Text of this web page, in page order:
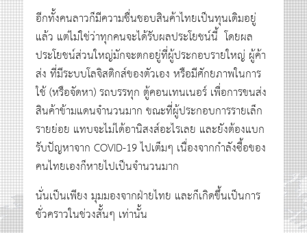
อีกทั้งคนลาวก็มีความชื่นชอบสินค้าไทยเป็นทุนเดิมอยู่
แล้ว แต่ไม่ใช่ว่าทุกคนจะได้รับผลประโยชน์นี้ โดยผล
ประโยชน์ส่วนใหญ่มักจะตกอยู่ที่ผู้ประกอบรายใหญ่ ผู้ค้า
ส่ง ที่มีระบบโลจิสติกส์ของตัวเอง หรือมีศักยภาพในการ
ใช้ (หรือจัดหา) รถบรรทุก ตู้คอนเทนเนอร์ เพื่อการขนส่ง
สินค้าข้ามแดนจำนวนมาก ขณะที่ผู้ประกอบการรายเล็ก
รายย่อย แทบจะไม่ได้อานิสงส์อะไรเลย และยังต้องแบก
รับปัญหาจาก COVID-19 ไปเต็มๆ เนื่องจากกำลังซื้อของ
คนไทยเองก็หายไปเป็นจำนวนมาก
นั่นเป็นเพียง มุมมองจากฝ่ายไทย และก็เกิดขึ้นเป็นการ
ชั่วคราวในช่วงสั้นๆ เท่านั้น